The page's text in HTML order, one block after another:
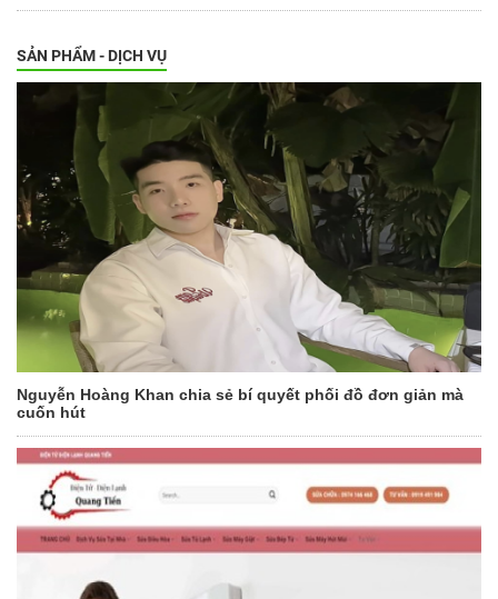
SẢN PHẨM - DỊCH VỤ
Nguyễn Hoàng Khan chia sẻ bí quyết phối đồ đơn giản mà
cuốn hút